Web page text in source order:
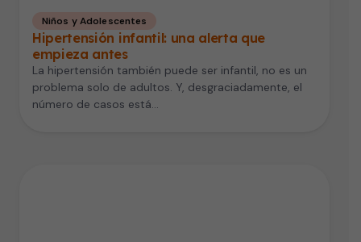
Niños y Adolescentes
Hipertensión infantil: una alerta que
empieza antes
La hipertensión también puede ser infantil, no es un
problema solo de adultos. Y, desgraciadamente, el
número de casos está…